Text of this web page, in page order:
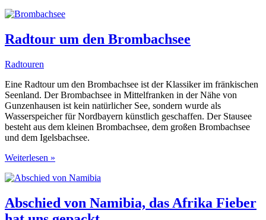
Gunzenhausen
Wolframs-
Eschenbach
Radtour um den Brombachsee
Radtouren
Eine Radtour um den Brombachsee ist der Klassiker im fränkischen
Seenland. Der Brombachsee in Mittelfranken in der Nähe von
Gunzenhausen ist kein natürlicher See, sondern wurde als
Wasserspeicher für Nordbayern künstlich geschaffen. Der Stausee
besteht aus dem kleinen Brombachsee, dem großen Brombachsee
und dem Igelsbachsee.
Radtour
den
Weiterlesen »
Abschied von Namibia, das Afrika Fieber